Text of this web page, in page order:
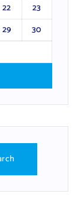
22
23
29
30